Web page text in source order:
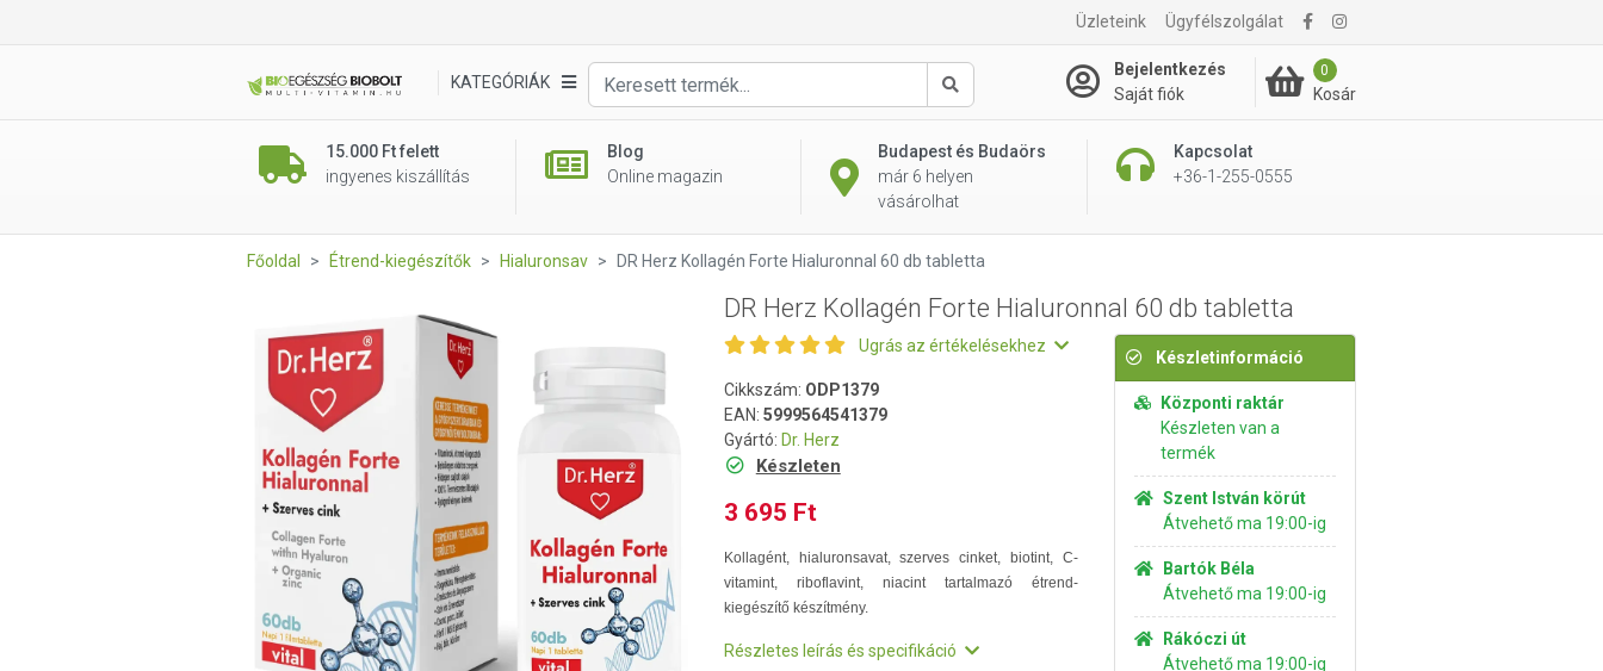
Üzleteink Ügyfélszolgálat
KATEGÓRIÁK
Keresés
Bejelentkezés
Saját fiók
0
Kosár
15.000 Ft felett
ingyenes kiszállítás
Blog
Online magazin
Budapest és Budaörs
már 6 helyen
vásárolhat
Kapcsolat
+36-1-255-0555
3 695 Ft Kosárba rakom
Főoldal Étrend-kiegészítők Hialuronsav DR Herz Kollagén Forte Hialuronnal 60 db tabletta
DR Herz Kollagén Forte Hialuronnal 60 db tabletta
Ugrás az értékelésekhez
Cikkszám: ODP1379
EAN: 5999564541379
Gyártó: Dr. Herz
Készleten
3 695 Ft
Kollagént, hialuronsavat, szerves cinket, biotint, C-
vitamint, riboflavint, niacint tartalmazó étrend-
kiegészítő készítmény.
Részletes leírás és specifikáció
Készletinformáció
Központi raktár
Készleten van a
termék
Szent István körút
Átvehető ma 19:00-ig
Bartók Béla
Átvehető ma 19:00-ig
Rákóczi út
Átvehető ma 19:00-ig